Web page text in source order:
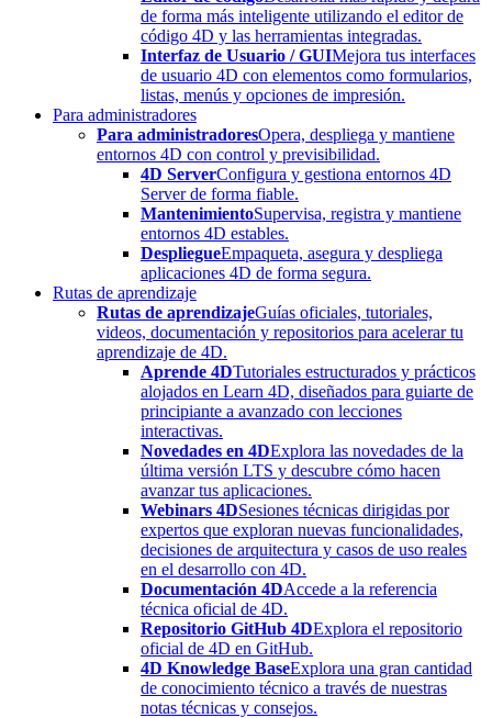
de forma más inteligente utilizando el editor de
código 4D y las herramientas integradas.
Interfaz de Usuario / GUIMejora tus interfaces
de usuario 4D con elementos como formularios,
listas, menús y opciones de impresión.
Para administradores
Para administradoresOpera, despliega y mantiene
entornos 4D con control y previsibilidad.
4D ServerConfigura y gestiona entornos 4D
Server de forma fiable.
MantenimientoSupervisa, registra y mantiene
entornos 4D estables.
DespliegueEmpaqueta, asegura y despliega
aplicaciones 4D de forma segura.
Rutas de aprendizaje
Rutas de aprendizajeGuías oficiales, tutoriales,
videos, documentación y repositorios para acelerar tu
aprendizaje de 4D.
Aprende 4DTutoriales estructurados y prácticos
alojados en Learn 4D, diseñados para guiarte de
principiante a avanzado con lecciones
interactivas.
Novedades en 4DExplora las novedades de la
última versión LTS y descubre cómo hacen
avanzar tus aplicaciones.
Webinars 4DSesiones técnicas dirigidas por
expertos que exploran nuevas funcionalidades,
decisiones de arquitectura y casos de uso reales
en el desarrollo con 4D.
Documentación 4DAccede a la referencia
técnica oficial de 4D.
Repositorio GitHub 4DExplora el repositorio
oficial de 4D en GitHub.
4D Knowledge BaseExplora una gran cantidad
de conocimiento técnico a través de nuestras
notas técnicas y consejos.